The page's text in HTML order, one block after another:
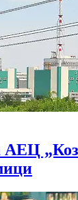
АЕЦ